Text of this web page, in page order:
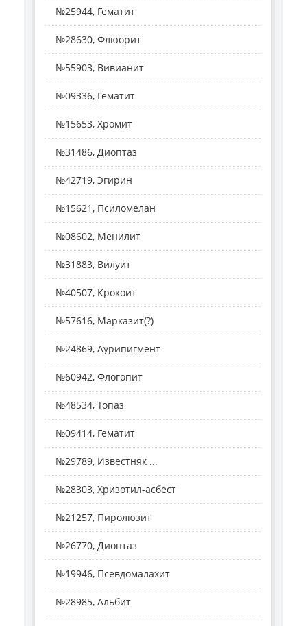
№25944, Гематит
№28630, Флюорит
№55903, Вивианит
№09336, Гематит
№15653, Хромит
№31486, Диоптаз
№42719, Эгирин
№15621, Псиломелан
№08602, Менилит
№31883, Вилуит
№40507, Крокоит
№57616, Марказит(?)
№24869, Аурипигмент
№60942, Флогопит
№48534, Топаз
№09414, Гематит
№29789, Известняк ...
№28303, Хризотил-асбест
№21257, Пиролюзит
№26770, Диоптаз
№19946, Псевдомалахит
№28985, Альбит